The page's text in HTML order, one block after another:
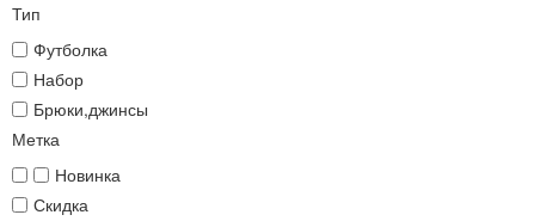
Тип
Футболка
Набор
Брюки,джинсы
Метка
Новинка
Скидка